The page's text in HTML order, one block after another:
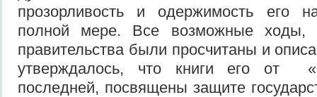
прозорливость и одержимость его
полной мере. Все возможные ходы,
правительства были просчитаны и
утверждалось, что книги его от
последней, посвящены защите